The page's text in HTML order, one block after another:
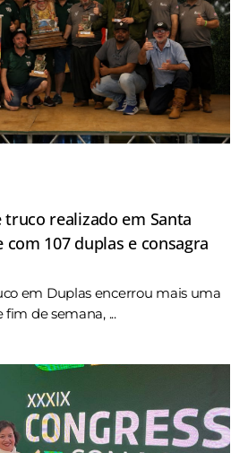
truco realizado em Santa
com 107 duplas e consagra
em Duplas encerrou mais uma
de semana, ...